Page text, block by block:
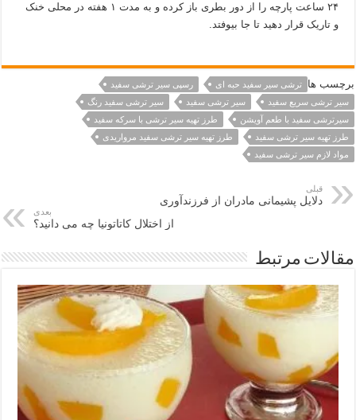
۲۴ ساعت پارچه را از دور بطری باز کرده و به مدت ۱ هفته در محلی خنک
و تاریک قرار دهید تا جا بیوفتد.
برچسب ها ترشی سیر سفید حبه ای
رسپی سیر ترشی سفید
سیر ترشی سریع سفید
سیر ترشی سفید
سیر ترشی سفید رنگ
سیرترشی سفید با طعم آویشن
طرز تهیه سیر ترشی با سرکه سفید
طرز تهیه سیر ترشی سفید
طرز تهیه سیر ترشی سفید مرواریدی
مواد لازم سیر ترشی سفید
قبلی
دلایل پشیمانی مادران از فرزندآوری
بعدی
از اختلال کاتاتونیا چه می دانید؟
مقالات مرتبط